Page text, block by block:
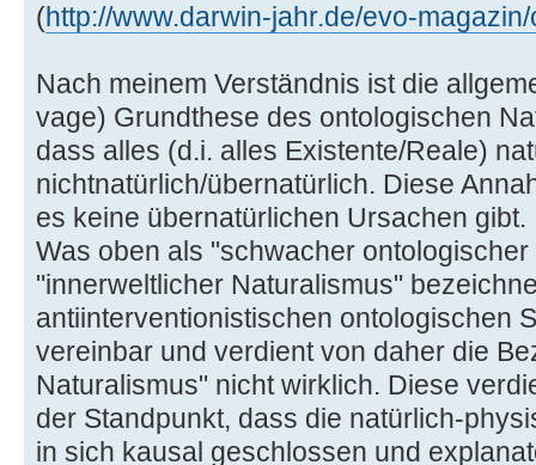
(http://www.darwin-jahr.de/evo-
Nach meinem Verständnis ist die
vage) Grundthese des ontologischen
dass alles (d.i. alles Existente/Reale)
nichtnatürlich/übernatürlich. Diese
es keine übernatürlichen Ursachen gibt.
Was oben als "schwacher
"innerweltlicher Naturalismus"
antiinterventionistischen ontologischen
vereinbar und verdient von daher die
Naturalismus" nicht wirklich. Diese
der Standpunkt, dass die natürlich-
in sich kausal geschlossen und